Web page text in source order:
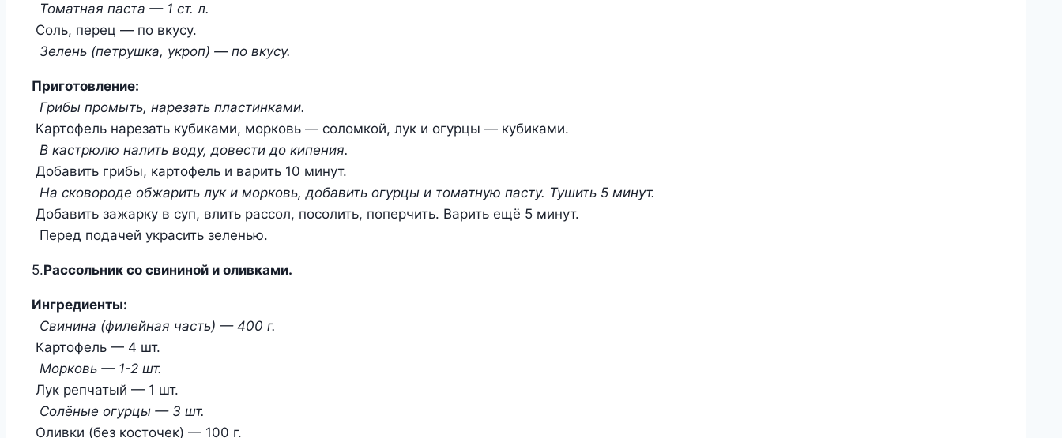
Томатная паста — 1 ст. л.
Соль, перец — по вкусу.
Зелень (петрушка, укроп) — по вкусу.
Приготовление:
Грибы промыть, нарезать пластинками.
Картофель нарезать кубиками, морковь — соломкой, лук и огурцы — кубиками.
В кастрюлю налить воду, довести до кипения.
Добавить грибы, картофель и варить 10 минут.
На сковороде обжарить лук и морковь, добавить огурцы и томатную пасту. Тушить 5 минут.
Добавить зажарку в суп, влить рассол, посолить, поперчить. Варить ещё 5 минут.
Перед подачей украсить зеленью.
5.Рассольник со свининой и оливками.
Ингредиенты:
Свинина (филейная часть) — 400 г.
Картофель — 4 шт.
Морковь — 1-2 шт.
Лук репчатый — 1 шт.
Солёные огурцы — 3 шт.
Оливки (без косточек) — 100 г.